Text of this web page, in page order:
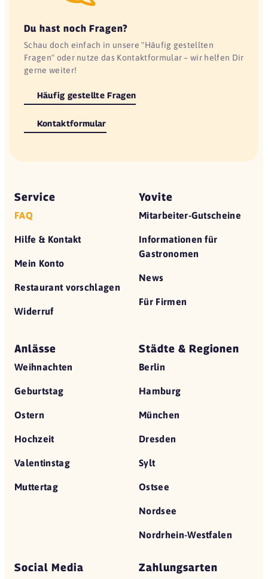
Du hast noch Fragen?
Schau doch einfach in unsere "Häufig gestellten
Fragen" oder nutze das Kontaktformular – wir helfen Dir
gerne weiter!
Häufig gestellte Fragen
Kontaktformular
Service
FAQ
Hilfe & Kontakt
Mein Konto
Restaurant vorschlagen
Widerruf
Yovite
Mitarbeiter-Gutscheine
Informationen für
Gastronomen
News
Für Firmen
Anlässe
Weihnachten
Geburtstag
Ostern
Hochzeit
Valentinstag
Muttertag
Städte & Regionen
Berlin
Hamburg
München
Dresden
Sylt
Ostsee
Nordsee
Nordrhein-Westfalen
Social Media Zahlungsarten